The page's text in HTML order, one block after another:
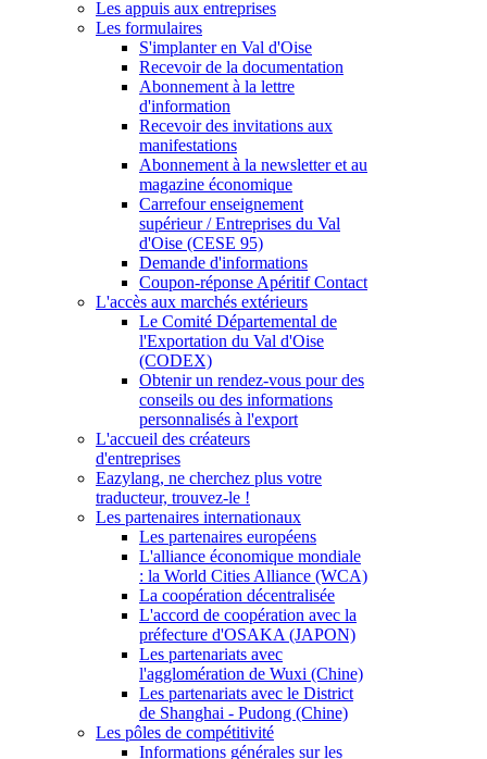
Les appuis aux entreprises
Les formulaires
S'implanter en Val d'Oise
Recevoir de la documentation
Abonnement à la lettre
d'information
Recevoir des invitations aux
manifestations
Abonnement à la newsletter et au
magazine économique
Carrefour enseignement
supérieur / Entreprises du Val
d'Oise (CESE 95)
Demande d'informations
Coupon-réponse Apéritif Contact
L'accès aux marchés extérieurs
Le Comité Départemental de
l'Exportation du Val d'Oise
(CODEX)
Obtenir un rendez-vous pour des
conseils ou des informations
personnalisés à l'export
L'accueil des créateurs
d'entreprises
Eazylang, ne cherchez plus votre
traducteur, trouvez-le !
Les partenaires internationaux
Les partenaires européens
L'alliance économique mondiale
: la World Cities Alliance (WCA)
La coopération décentralisée
L'accord de coopération avec la
préfecture d'OSAKA (JAPON)
Les partenariats avec
l'agglomération de Wuxi (Chine)
Les partenariats avec le District
de Shanghai - Pudong (Chine)
Les pôles de compétitivité
Informations générales sur les